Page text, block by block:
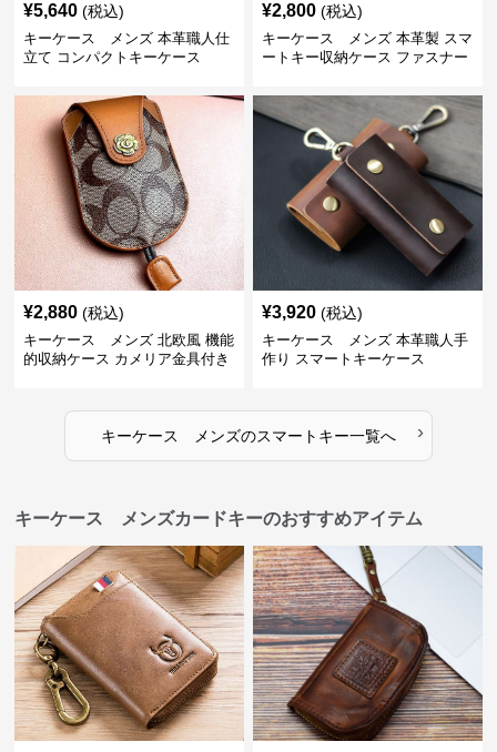
¥5,640 (税込)
キーケース メンズ 本革職人仕
立て コンパクトキーケース
¥2,800 (税込)
キーケース メンズ 本革製 スマ
ートキー収納ケース ファスナー
¥2,880 (税込)
キーケース メンズ 北欧風 機能
的収納ケース カメリア金具付き
¥3,920 (税込)
キーケース メンズ 本革職人手
作り スマートキーケース
キーケース メンズのスマートキー一覧へ ›
キーケース メンズカードキーのおすすめアイテム